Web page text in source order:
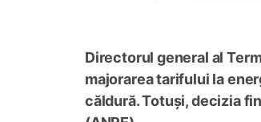
Directorul general al
majorarea tarifului la
căldură. Totuși, decizia